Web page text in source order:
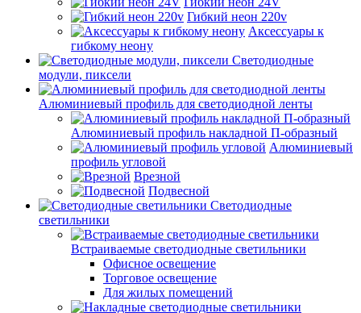
Гибкий неон 220v
Аксессуары к
гибкому неону
Светодиодные
модули, пиксели
Алюминиевый профиль для светодиодной ленты
Алюминиевый профиль накладной П-образный
Алюминиевый
профиль угловой
Врезной
Подвесной
Светодиодные
светильники
Встраиваемые светодиодные светильники
Офисное освещение
Торговое освещение
Для жилых помещений